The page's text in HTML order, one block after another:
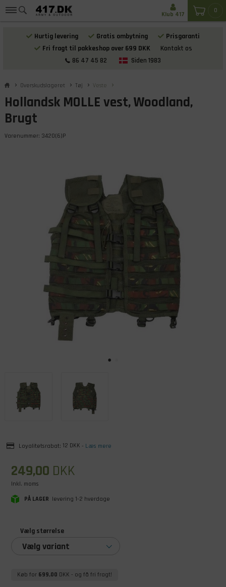
Hurtig levering Gratis ombytning
Prisgaranti
Fri fragt til pakkeshop over 699 DKK
Kontakt os
86 47 45 82
Siden 1983
0
Klub 417
Overskudslageret Tøj Veste
Hollandsk MOLLE vest, Woodland,
Brugt
Varenummer: 3420(6)P
Loyalitetsrabat: 12 DKK - Læs mere
249,00 DKK
Inkl. moms
PÅ LAGER levering 1-2 hverdage
Vælg størrelse
Vælg variant
Køb for 699,00 DKK - og få fri fragt!